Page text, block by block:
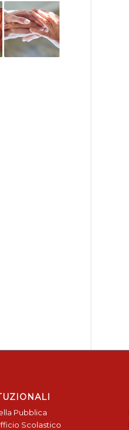
Pubblica
Scolastico